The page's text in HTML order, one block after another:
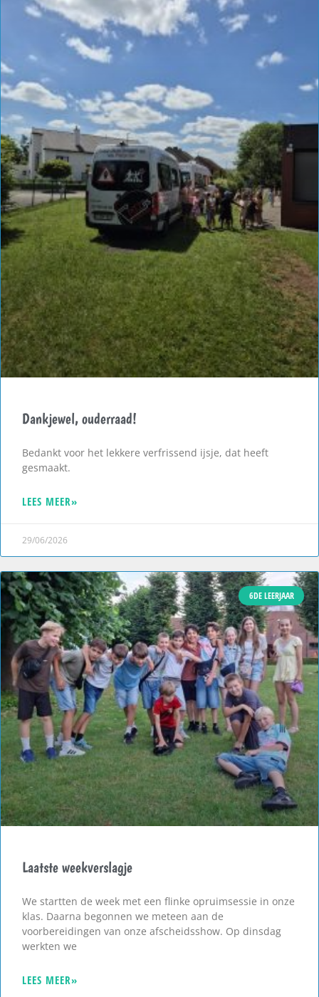
Dankjewel, ouderraad!
Bedankt voor het lekkere verfrissend ijsje, dat heeft
gesmaakt.
LEES MEER»
29/06/2026
6DE LEERJAAR
Laatste weekverslagje
We startten de week met een flinke opruimsessie in onze
klas. Daarna begonnen we meteen aan de
voorbereidingen van onze afscheidsshow. Op dinsdag
werkten we
LEES MEER»